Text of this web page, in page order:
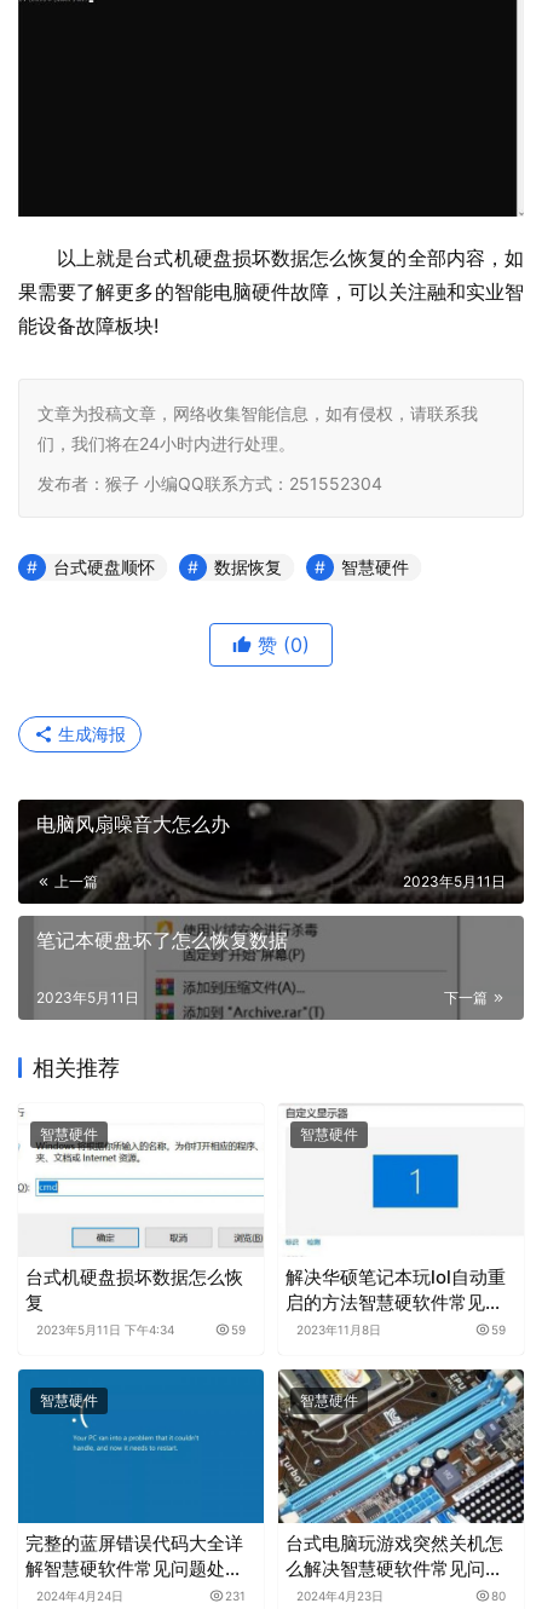
以上就是台式机硬盘损坏数据怎么恢复的全部内容，如
果需要了解更多的智能电脑硬件故障，可以关注融和实业智
能设备故障板块!
文章为投稿文章，网络收集智能信息，如有侵权，请联系我
们，我们将在24小时内进行处理。
发布者：猴子 小编QQ联系方式：251552304
台式硬盘顺怀 数据恢复 智慧硬件
赞 (0)
生成海报
电脑风扇噪音大怎么办
上一篇 2023年5月11日
笔记本硬盘坏了怎么恢复数据
下一篇
2023年5月11日
相关推荐
智慧硬件
台式机硬盘损坏数据怎么恢
复
2023年5月11日 下午4:34 59
智慧硬件
解决华硕笔记本玩lol自动重
启的方法智慧硬软件常见问
题处理分享
2023年11月8日 59
智慧硬件
完整的蓝屏错误代码大全详
解智慧硬软件常见问题处理
分享
2024年4月24日 231
智慧硬件
台式电脑玩游戏突然关机怎
么解决智慧硬软件常见问题
处理分享
2024年4月23日 80